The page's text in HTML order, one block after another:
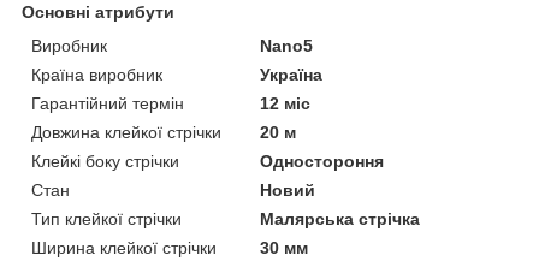
Основні атрибути
Виробник
Nano5
Країна виробник
Україна
Гарантійний термін
12 міс
Довжина клейкої стрічки
20 м
Клейкі боку стрічки
Одностороння
Стан
Новий
Тип клейкої стрічки
Малярська стрічка
Ширина клейкої стрічки
30 мм